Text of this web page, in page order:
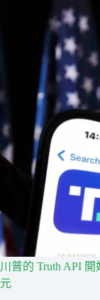
川普的 Truth API
元